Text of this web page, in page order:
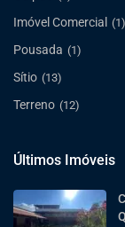
Imóvel Comercial (1)
Pousada (1)
Sítio (13)
Terreno (12)
Últimos Imóveis